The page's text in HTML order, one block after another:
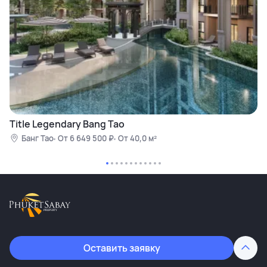
Title Legendary Bang Tao
Банг Тао От 6 649 500 ₽ От 40,0 м²
Оставить заявку